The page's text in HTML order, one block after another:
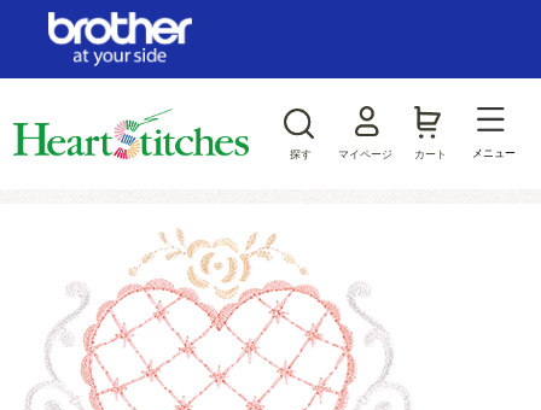
探す マイページ カート メニュー
ログイン/新規会員登録
ジャンルから探す